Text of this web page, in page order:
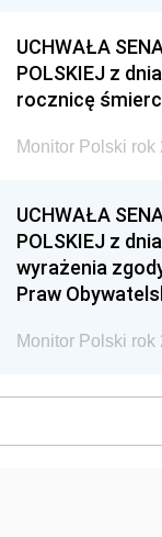
UCHWAŁA
POLSKIEJ z
rocznicę
Monitor Polski rok
UCHWAŁA
POLSKIEJ z
wyrażenia
Praw
Monitor Polski rok